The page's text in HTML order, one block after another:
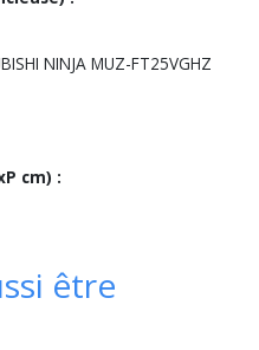
NINJA MUZ-FT25VGHZ
cm) :
être